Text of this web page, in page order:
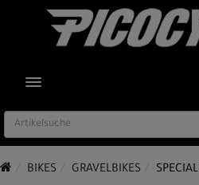
TOGGLE NAVIGATION
BIKES GRAVELBIKES